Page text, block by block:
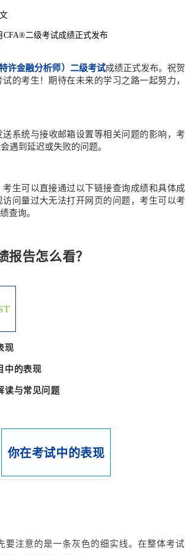
CFA®二级考试成绩正式发布
特许金融分析师）二级考试成绩正式发布。祝贺
的考生！期待在未来的学习之路一起努力，
送系统与接收邮箱设置等相关问题的影响，考
遇到延迟或失败的问题。
生可以直接通过以下链接查询成绩和具体成
问量过大无法打开网页的问题，考生可以考
查询。
报告怎么看？
现
中的表现
读与常见问题
你在考试中的表现
要注意的是一条灰色的细实线。在整体考试